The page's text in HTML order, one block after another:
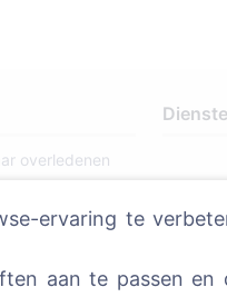
overledenen
ervaring te
aan te passen